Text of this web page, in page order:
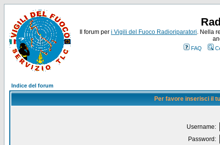
Il forum per i Vigili del Fuoco Radioriparatori. Nella
FAQ
Indice del forum
Per favore inserisci il
Username:
Password: